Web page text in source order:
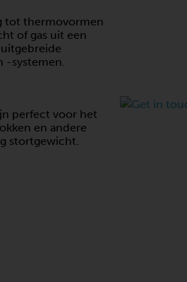
tot thermovormen
of gas uit een
-systemen.
perfect voor het
en andere
stortgewicht.